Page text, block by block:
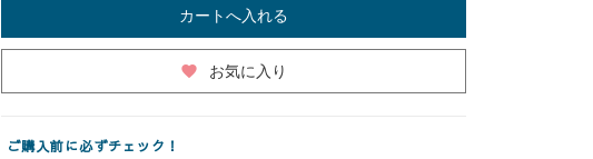
カートへ入れる
favorite お気に入り
ご購入前に必ずチェック！